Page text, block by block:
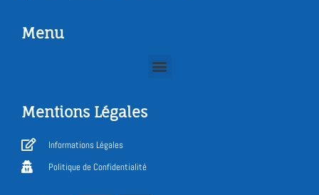
Menu
Mentions Légales
Informations Légales
Politique de Confidentialité